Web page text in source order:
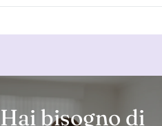
Hai bisogno di